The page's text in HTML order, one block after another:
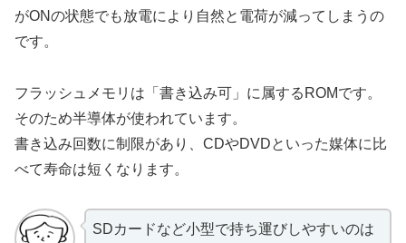
がONの状態でも放電により自然と電荷が減ってしまうの
です。
フラッシュメモリは「書き込み可」に属するROMです。
そのため半導体が使われています。
書き込み回数に制限があり、CDやDVDといった媒体に比
べて寿命は短くなります。
SDカードなど小型で持ち運びしやすいのは